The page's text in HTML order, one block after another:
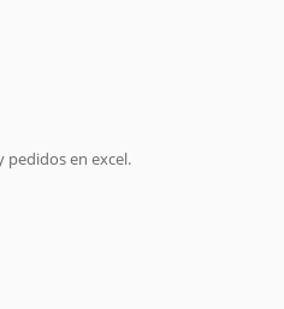
pedidos en excel.